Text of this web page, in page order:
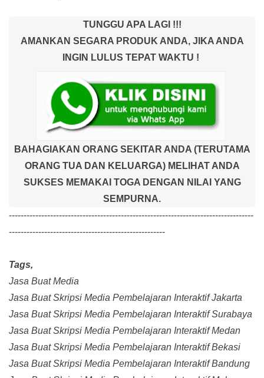
TUNGGU APA LAGI !!!
AMANKAN SEGARA PRODUK ANDA, JIKA ANDA
INGIN LULUS TEPAT WAKTU !
BAHAGIAKAN ORANG SEKITAR ANDA (TERUTAMA
ORANG TUA DAN KELUARGA) MELIHAT ANDA
SUKSES MEMAKAI TOGA DENGAN NILAI YANG
SEMPURNA.
-----------------------------------------------------------------------------------
-----------------------------------------------------
Tags,
Jasa Buat Media
Jasa Buat Skripsi Media Pembelajaran Interaktif Jakarta
Jasa Buat Skripsi Media Pembelajaran Interaktif Surabaya
Jasa Buat Skripsi Media Pembelajaran Interaktif Medan
Jasa Buat Skripsi Media Pembelajaran Interaktif Bekasi
Jasa Buat Skripsi Media Pembelajaran Interaktif Bandung